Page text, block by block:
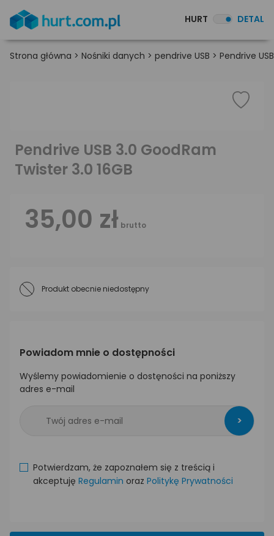
HURT DETAL
Strona główna > Nośniki danych > pendrive USB > Pendrive
Pendrive USB 3.0 GoodRam
Twister 3.0 16GB
35,00 zł brutto
Produkt obecnie niedostępny
Powiadom mnie o dostępności
Wyślemy powiadomienie o dostęności na poniższy
adres e-mail
>
Potwierdzam, że zapoznałem się z treścią i
akceptuję Regulamin oraz Politykę Prywatności